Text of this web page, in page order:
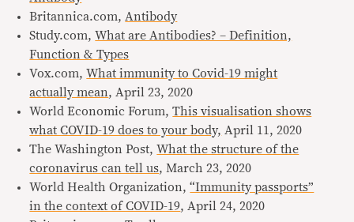
Britannica.com, Antibody
Study.com,What are Antibodies? – Definition,
Function & Types
Vox.com,What immunity to Covid-19 might
actually mean, April 23, 2020
World Economic Forum,This visualisation shows
what COVID-19 does to your body, April 11, 2020
The Washington Post,What the structure of the
coronavirus can tell us, March 23, 2020
World Health Organization,“Immunity passports”
in the context of COVID-19, April 24, 2020